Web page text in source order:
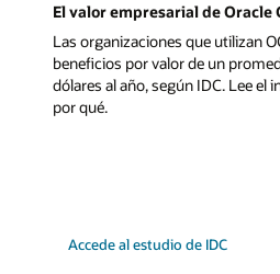
El valor empresarial de
Las organizaciones que utilizan
beneficios por valor de un
dólares al año, según IDC. Lee el
por qué.
Accede al estudio de IDC